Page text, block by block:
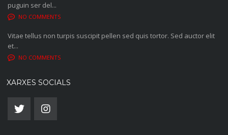
puguin ser del...
NO COMMENTS
Vitae tellus non turpis suscipit pellen sed quis tortor. Sed auctor elit
et...
NO COMMENTS
XARXES SOCIALS